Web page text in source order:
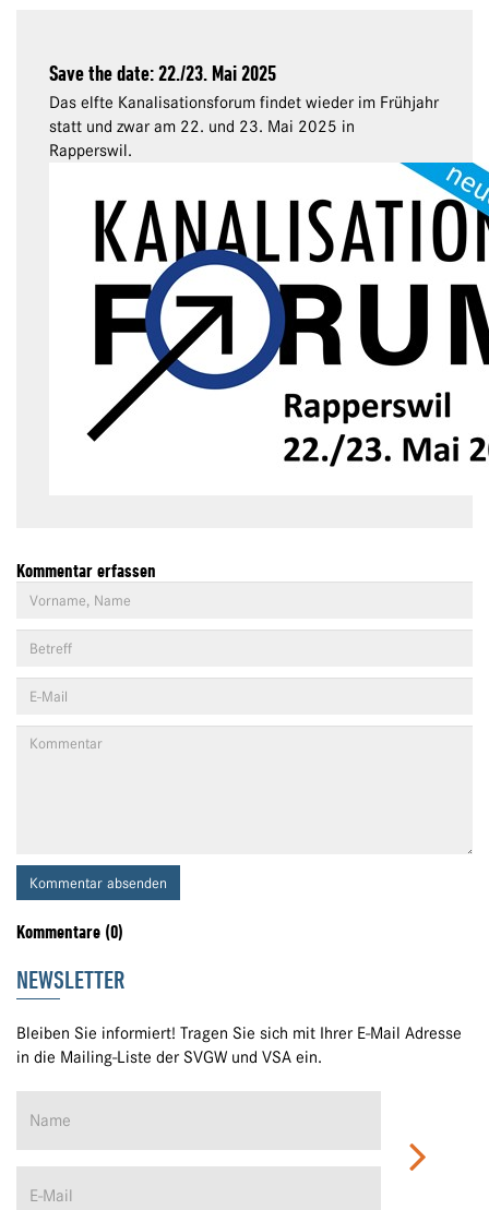
Save the date: 22./23. Mai 2025
Das elfte Kanalisationsforum findet wieder im Frühjahr
statt und zwar am 22. und 23. Mai 2025 in
Rapperswil.
Kommentar erfassen
Kommentar absenden
Kommentare (0)
NEWSLETTER
Bleiben Sie informiert! Tragen Sie sich mit Ihrer E-Mail Adresse
in die Mailing-Liste der SVGW und VSA ein.